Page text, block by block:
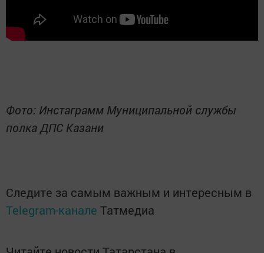
Фото: Инстаграмм Муниципальной службы
полка ДПС Казани
Следите за самым важным и интересным в
Telegram-канале Татмедиа